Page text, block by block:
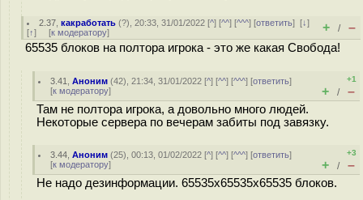
2.37 ,какработать (?), 20:33, 31/01/2022 [^] [^^] [^^^] [ответить][↓]
[↑] [к модератору] + / –
65535 блоков на полтора игрока - это же какая Свобода!
3.41 ,Аноним (42), 21:34, 31/01/2022 [^] [^^] [^^^] [ответить]
[к модератору]
+1
+ / –
Там не полтора игрока, а довольно много людей.
Некоторые сервера по вечерам забиты под завязку.
3.44 ,Аноним (25), 00:13, 01/02/2022 [^] [^^] [^^^] [ответить]
[к модератору]
+3
+ / –
Не надо дезинформации. 65535x65535x65535 блоков.